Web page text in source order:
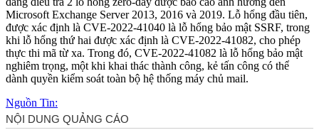
Microsoft Exchange Server 2013, 2016 và 2019. Lỗ hổng đầu tiên,
được xác định là CVE-2022-41040 là lỗ hổng bảo mật SSRF, trong
khi lỗ hổng thứ hai được xác định là CVE-2022-41082, cho phép
thực thi mã từ xa. Trong đó, CVE-2022-41082 là lỗ hổng bảo mật
nghiêm trọng, một khi khai thác thành công, kẻ tấn công có thể
dành quyền kiểm soát toàn bộ hệ thống máy chủ mail.
Nguồn Tin: